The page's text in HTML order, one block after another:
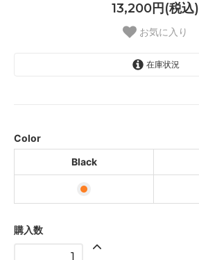
13,200円(税込)
お気に入り
在庫状況
Color
Black
購入数